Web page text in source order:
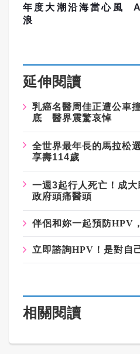
年度大潮沿海當心風
浪
延伸閱讀
乳癌名醫周佳正遭公車
底 醫界震驚哀悼
全世界最年長的馬拉松
享壽114歲
一週3起行人死亡！成
政府頭痛醫頭
伴侶和妳一起預防HPV
相關閱讀